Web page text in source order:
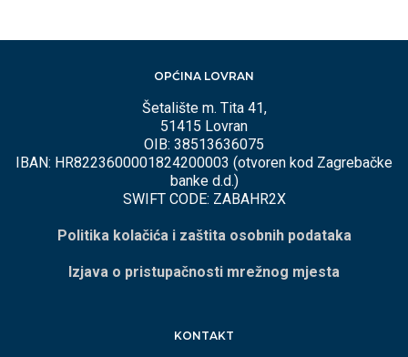
OPĆINA LOVRAN
Šetalište m. Tita 41,
51415 Lovran
OIB: 38513636075
IBAN: HR8223600001824200003 (otvoren kod Zagrebačke
banke d.d.)
SWIFT CODE: ZABAHR2X
Politika kolačića i zaštita osobnih podataka
Izjava o pristupačnosti mrežnog mjesta
KONTAKT